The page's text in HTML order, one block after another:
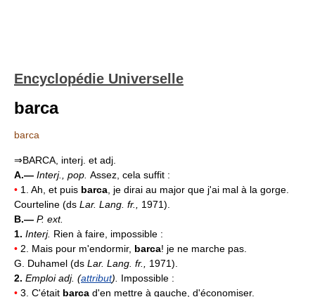
Encyclopédie Universelle
barca
barca
⇒BARCA, interj. et adj.
A.— Interj., pop. Assez, cela suffit :
• 1. Ah, et puis barca , je dirai au major que j'ai mal à la gorge.
Courteline (ds Lar. Lang. fr., 1971).
B.— P. ext.
1. Interj. Rien à faire, impossible :
• 2. Mais pour m'endormir, barca! je ne marche pas.
G. Duhamel (ds Lar. Lang. fr., 1971).
2. Emploi adj. (attribut). Impossible :
• 3. C'était barca d'en mettre à gauche, d'économiser.